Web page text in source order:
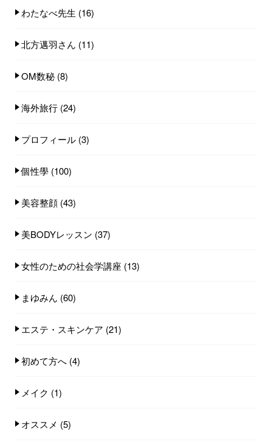
わたなべ先生 (16)
北方邁羽さん (11)
OM数秘 (8)
海外旅行 (24)
プロフィール (3)
個性學 (100)
美容整顔 (43)
美BODYレッスン (37)
女性のための社会学講座 (13)
まゆみん (60)
エステ・スキンケア (21)
初めて方へ (4)
メイク (1)
オススメ (5)